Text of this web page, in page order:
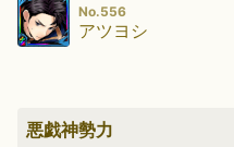
No.556
アツヨシ
悪戯神勢力